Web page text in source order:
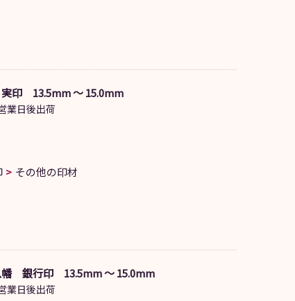
印 13.5mm ～ 15.0mm
業日後出荷
その他の印材
幡 銀行印 13.5mm ～ 15.0mm
業日後出荷